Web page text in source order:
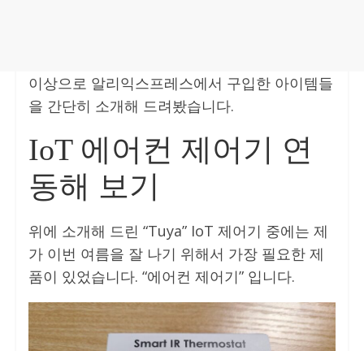
이상으로 알리익스프레스에서 구입한 아이템들
을 간단히 소개해 드려봤습니다.
IoT 에어컨 제어기 연
동해 보기
위에 소개해 드린 “Tuya” IoT 제어기 중에는 제
가 이번 여름을 잘 나기 위해서 가장 필요한 제
품이 있었습니다. “에어컨 제어기” 입니다.